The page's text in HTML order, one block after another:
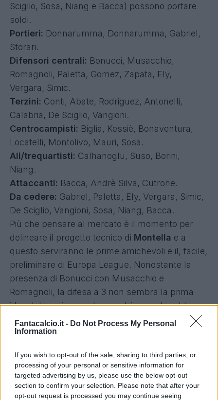
Fantacalcio.it - Do Not Process My Personal
Information
If you wish to opt-out of the sale, sharing to third parties, or
processing of your personal or sensitive information for
targeted advertising by us, please use the below opt-out
section to confirm your selection. Please note that after your
opt-out request is processed you may continue seeing
Sciglio, Sosa, Niang e Bacca) possono portare
soldi.
Portieri: Donnarumma, Donnarumma, Gabriel,
Storari.
Difensori centrali: Bonucci, Musacchio,
Romagnoli, Paletta, Gomez, Zapata, Ely,
Vergara, Simic.
Terzini: Conti, Abate, Rodriguez, Antonelli,
Calabria, De Sciglio, Vangioni.
Centrocampisti: Biglia, Kessiè, Bonaventura,
Locatelli, Montolivo, Mauri, Sosa.
Ali/trequartisti: Calhanoglu, Suso, Borini,
Niang.
Attaccanti: Bacca, Andrè Silva, Cutrone.
Da cedere: Gabriel, Paletta, Ely, Vergara, Simic,
De Sciglio, Vangioni, Sosa, Niang, Bacca.
Più che pensare al mercato è il momento per
delineare il progetto tecnico di Montella e a
questo serviranno le prime amichevoli e il, facile,
preliminare di Europa League. Nonostante la
presenza di Bonucci con Musacchio e
Romagnoli, la difesa a 3 non sembra la prima
idea del tecnico, anche perchè mancherebbe
almeno un centrale di riserva, si relegherebbe a
comprimario
uomini chiave della scorsa stagione.
La difesa a tre resta comunque una possibilità,
ma è probabile che Montella prosegue con il4-